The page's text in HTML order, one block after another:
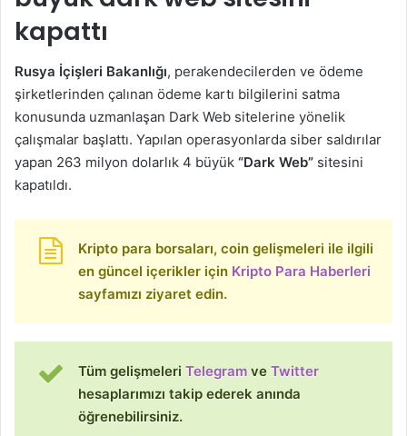
kapattı
Rusya İçişleri Bakanlığı, perakendecilerden ve ödeme
şirketlerinden çalınan ödeme kartı bilgilerini satma
konusunda uzmanlaşan Dark Web sitelerine yönelik
çalışmalar başlattı. Yapılan operasyonlarda siber saldırılar
yapan 263 milyon dolarlık 4 büyük “Dark Web” sitesini
kapatıldı.
Kripto para borsaları, coin gelişmeleri ile ilgili
en güncel içerikler için Kripto Para Haberleri
sayfamızı ziyaret edin.
Tüm gelişmeleri Telegram ve Twitter
hesaplarımızı takip ederek anında
öğrenebilirsiniz.